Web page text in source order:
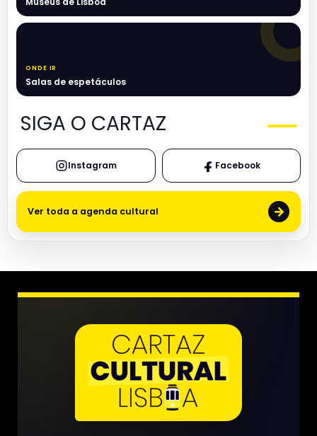
ONDE IR
Salas de espetáculos
SIGA O CARTAZ
Instagram Facebook
Ver toda a agenda cultural →